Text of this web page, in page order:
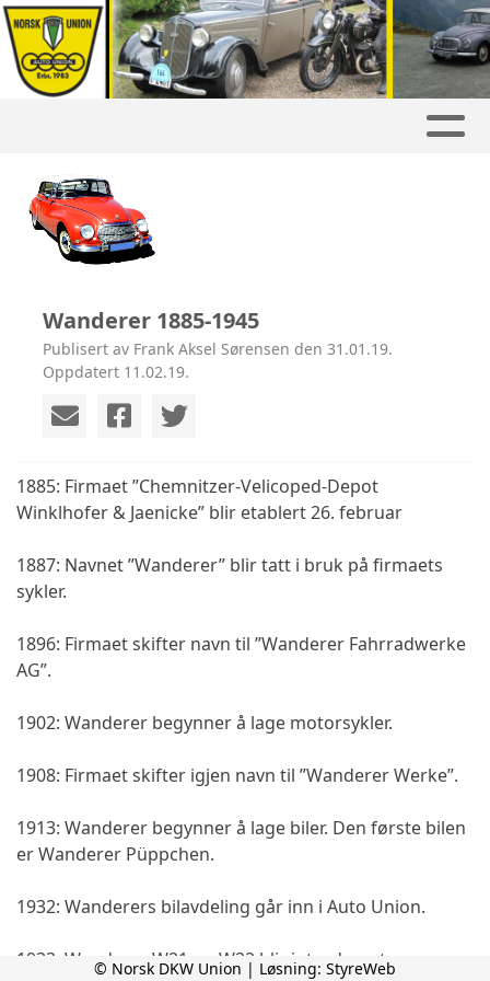
Wanderer 1885-1945
Publisert av Frank Aksel Sørensen den 31.01.19.
Oppdatert 11.02.19.
1885: Firmaet ”Chemnitzer-Velicoped-Depot
Winklhofer & Jaenicke” blir etablert 26. februar
1887: Navnet ”Wanderer” blir tatt i bruk på firmaets
sykler.
1896: Firmaet skifter navn til ”Wanderer Fahrradwerke
AG”.
1902: Wanderer begynner å lage motorsykler.
1908: Firmaet skifter igjen navn til ”Wanderer Werke”.
1913: Wanderer begynner å lage biler. Den første bilen
er Wanderer Püppchen.
1932: Wanderers bilavdeling går inn i Auto Union.
1933: Wanderer W21 og W22 blir introdusert.
© Norsk DKW Union | Løsning: StyreWeb